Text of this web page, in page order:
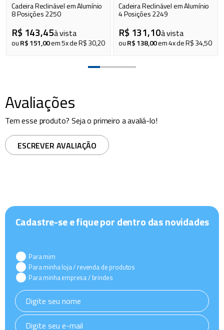
Cadeira Reclinável em Alumínio
8 Posições 2250
R$ 143,45à vista
ouR$151,00em5x deR$30,20
Cadeira Reclinável em Alumínio
4 Posições 2249
R$ 131,10à vista
ouR$138,00em4x deR$34,50
Avaliações
Tem esse produto? Seja o primeiro a avaliá-lo!
ESCREVER AVALIAÇÃO
Cadastre-se e fique por dentro das novidades
Para mim
Para minha loja / revenda de produtos
Para minha empresa / brindes